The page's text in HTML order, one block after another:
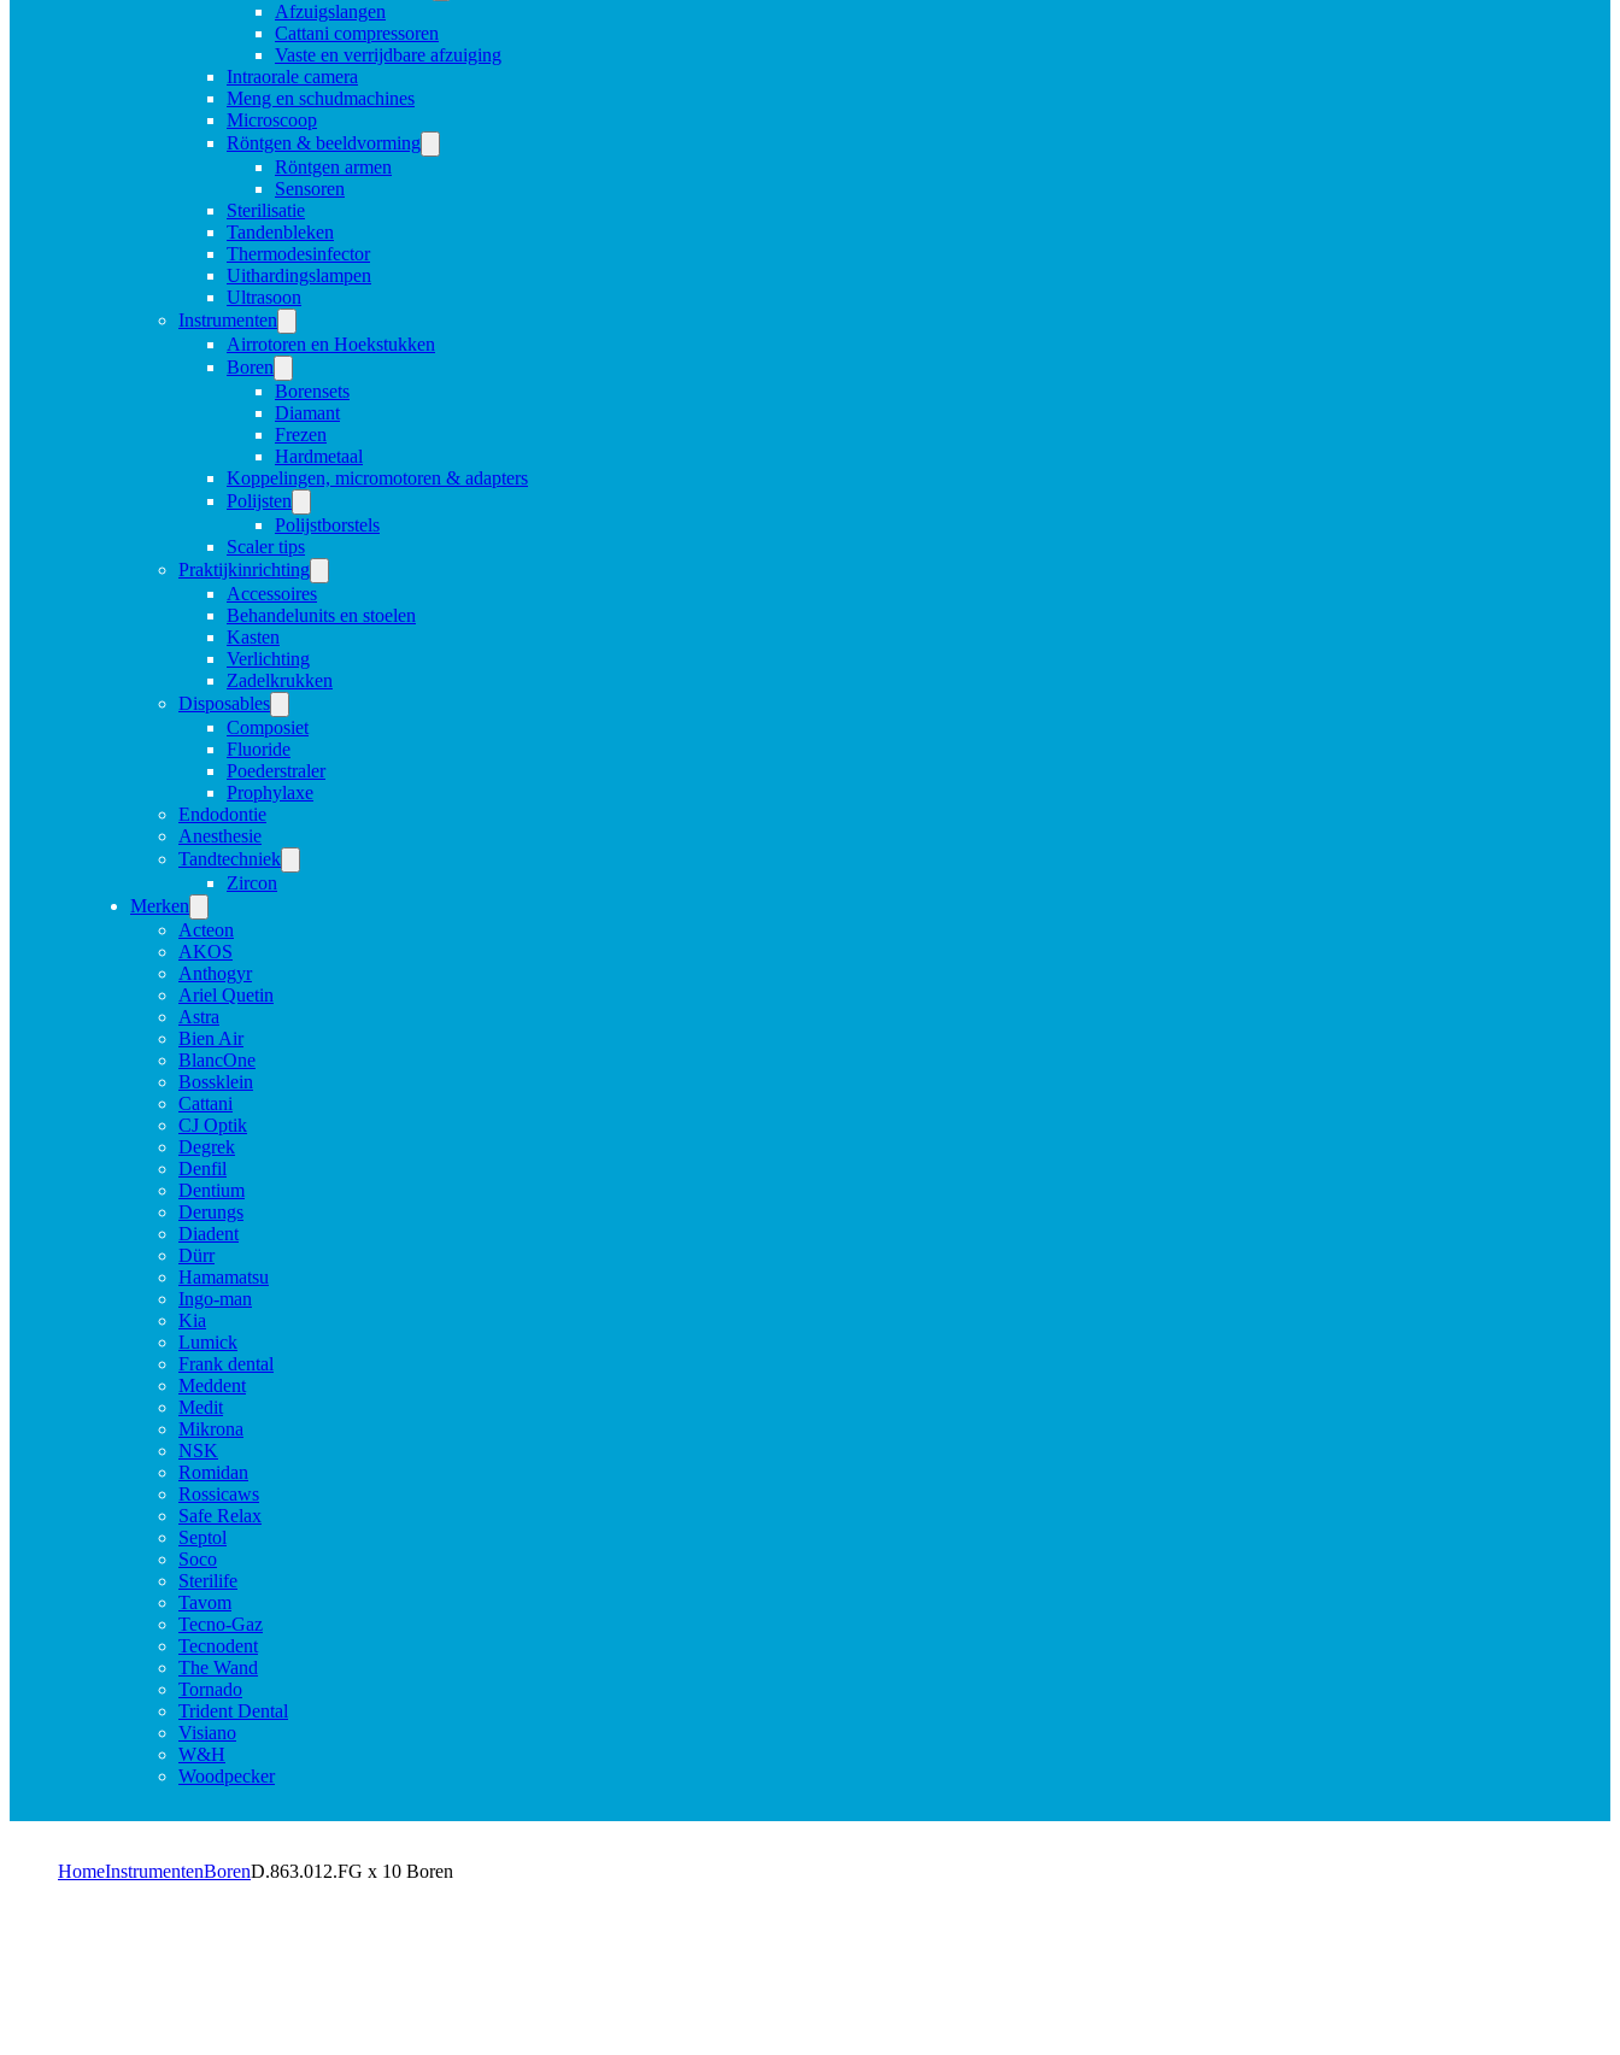
Afzuigslangen
Cattani compressoren
Vaste en verrijdbare afzuiging
Intraorale camera
Meng en schudmachines
Microscoop
Röntgen & beeldvorming
Röntgen armen
Sensoren
Sterilisatie
Tandenbleken
Thermodesinfector
Uithardingslampen
Ultrasoon
Instrumenten
Airrotoren en Hoekstukken
Boren
Borensets
Diamant
Frezen
Hardmetaal
Koppelingen, micromotoren & adapters
Polijsten
Polijstborstels
Scaler tips
Praktijkinrichting
Accessoires
Behandelunits en stoelen
Kasten
Verlichting
Zadelkrukken
Disposables
Composiet
Fluoride
Poederstraler
Prophylaxe
Endodontie
Anesthesie
Tandtechniek
Zircon
Merken
Acteon
AKOS
Anthogyr
Ariel Quetin
Astra
Bien Air
BlancOne
Bossklein
Cattani
CJ Optik
Degrek
Denfil
Dentium
Derungs
Diadent
Dürr
Hamamatsu
Ingo-man
Kia
Lumick
Frank dental
Meddent
Medit
Mikrona
NSK
Romidan
Rossicaws
Safe Relax
Septol
Soco
Sterilife
Tavom
Tecno-Gaz
Tecnodent
The Wand
Tornado
Trident Dental
Visiano
W&H
Woodpecker
HomeInstrumentenBorenD.863.012.FG x 10 Boren